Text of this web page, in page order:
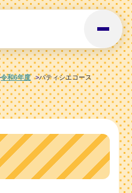
令和6年度 パティシエコース